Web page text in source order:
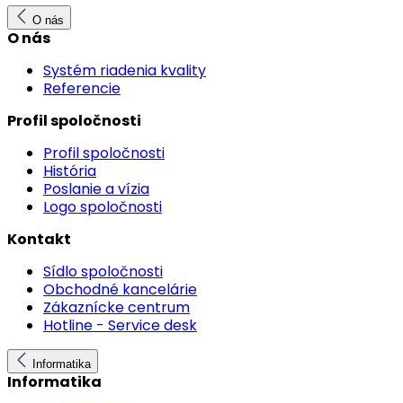
O nás
O nás
Systém riadenia kvality
Referencie
Profil spoločnosti
Profil spoločnosti
História
Poslanie a vízia
Logo spoločnosti
Kontakt
Sídlo spoločnosti
Obchodné kancelárie
Zákaznícke centrum
Hotline - Service desk
Informatika
Informatika